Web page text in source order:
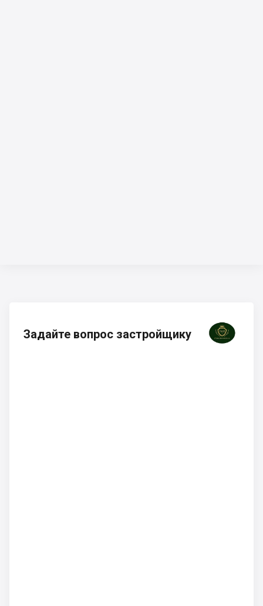
Задайте вопрос застройщику